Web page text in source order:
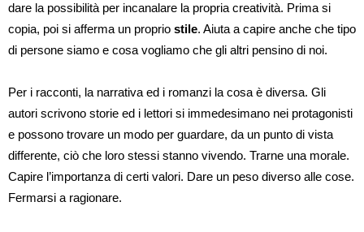
dare la possibilità per incanalare la propria creatività. Prima si
copia, poi si afferma un proprio stile. Aiuta a capire anche che tipo
di persone siamo e cosa vogliamo che gli altri pensino di noi.
Per i racconti, la narrativa ed i romanzi la cosa è diversa. Gli
autori scrivono storie ed i lettori si immedesimano nei protagonisti
e possono trovare un modo per guardare, da un punto di vista
differente, ciò che loro stessi stanno vivendo. Trarne una morale.
Capire l’importanza di certi valori. Dare un peso diverso alle cose.
Fermarsi a ragionare.